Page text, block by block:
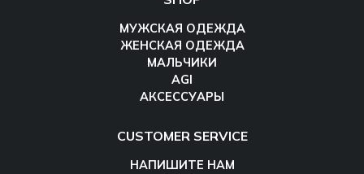
МУЖСКАЯ ОДЕЖДА
ЖЕНСКАЯ ОДЕЖДА
МАЛЬЧИКИ
AGI
АКСЕССУАРЫ
CUSTOMER SERVICE
НАПИШИТЕ НАМ